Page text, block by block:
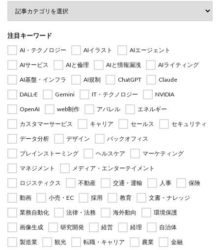
注目キーワード
AI・テクノロジー AIイラスト
AIエージェント
AIサービス
AIと倫理 AIと情報漏洩
AIライティング
AI基盤・インフラ
AI規制 ChatGPT
Claude
DALL·E
Gemini IT・テクノロジー
NVIDIA
OpenAI
web制作 アパレル
エネルギー
カスタマーサービス
キャリア セールス
セキュリティ
データ分析
デザイン
バックオフィス
ブレインストーミング
ヘルスケア
マーケティング
マネジメント
メディア・エンターテイメント
ロジスティクス
不動産 交通・運輸 人事
保険
動画
小売・EC 採用 教育
文書・ナレッジ
業務自動化
法律・法務 海外動向
環境保護
画像生成
研究開発 経営 経理
自治体
製造業
観光 転職・キャリア 農業 金融